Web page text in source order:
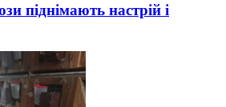
піднімають настрій і